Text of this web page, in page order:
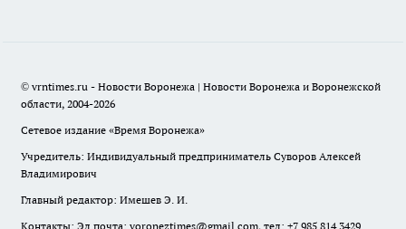
© vrntimes.ru - Новости Воронежа | Новости Воронежа и Воронежской
области, 2004-2026
Сетевое издание «Время Воронежа»
Учредитель: Индивидуальный предприниматель Суворов Алексей
Владимирович
Главный редактор: Имешев Э. И.
Контакты: Эл.почта: voroneztimes@gmail.com, тел: +7 985 814 3429